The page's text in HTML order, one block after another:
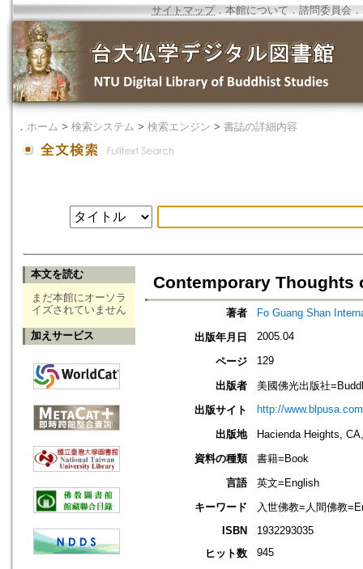
サイトマップ．本館について ． 諮問委員会 ．
． ホーム > 検索システム > 検索エンジン > 書誌の詳細内容
本文を読む
まだ本館にオーソラ
イズされていません
加えサービス
Contemporary
著者
Fo Guang Shan
出版年月日
2005.04
ページ 129
出版者
美國佛光出版社
出版サイト
http://
出版地
Hacienda Heights,
資料の種類
書籍=Book
言語
英文=English
キーワード
入世佛教=人間佛教
ISBN
1932293035
ヒット数
945